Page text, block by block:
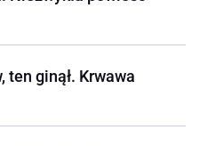
ten ginął. Krwawa